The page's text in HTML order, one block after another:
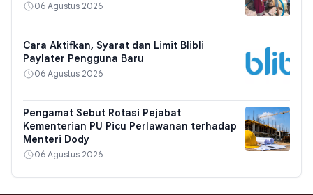
06 Agustus 2026
Cara Aktifkan, Syarat dan Limit Blibli
Paylater Pengguna Baru
06 Agustus 2026
Pengamat Sebut Rotasi Pejabat
Kementerian PU Picu Perlawanan terhadap
Menteri Dody
06 Agustus 2026